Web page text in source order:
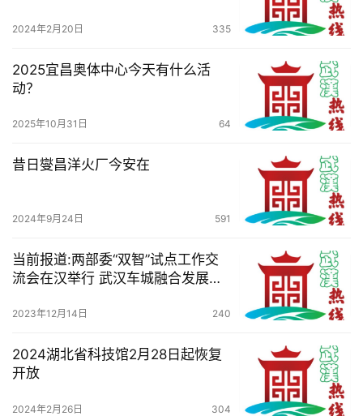
2024年2月20日 335
2025宜昌奥体中心今天有什么活
动？
2025年10月31日 64
昔日燮昌洋火厂今安在
2024年9月24日 591
当前报道:两部委“双智”试点工作交
流会在汉举行 武汉车城融合发展经
2023年12月14日 240
2024湖北省科技馆2月28日起恢复
开放
2024年2月26日 304